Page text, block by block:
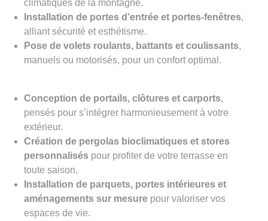
climatiques de la montagne.
Installation de portes d’entrée et portes-fenêtres,
alliant sécurité et esthétisme.
Pose de volets roulants, battants et coulissants,
manuels ou motorisés, pour un confort optimal.
Conception de portails, clôtures et carports,
pensés pour s’intégrer harmonieusement à votre
extérieur.
Création de pergolas bioclimatiques et stores
personnalisés pour profiter de votre terrasse en
toute saison.
Installation de parquets, portes intérieures et
aménagements sur mesure pour valoriser vos
espaces de vie.